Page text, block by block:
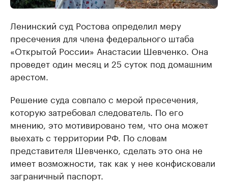
Ленинский суд Ростова определил меру
пресечения для члена федерального штаба
«Открытой России» Анастасии Шевченко. Она
проведет один месяц и 25 суток под домашним
арестом.
Решение суда совпало с мерой пресечения,
которую затребовал следователь. По его
мнению, это мотивировано тем, что она может
выехать с территории РФ. По словам
представителя Шевченко, сделать это она не
имеет возможности, так как у нее конфисковали
заграничный паспорт.